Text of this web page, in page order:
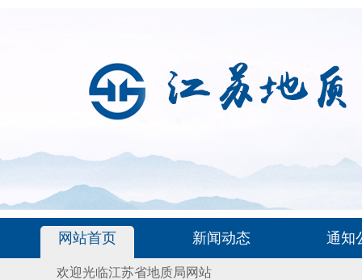
网站首页 新闻动态 通知
欢迎光临江苏省地质局网站